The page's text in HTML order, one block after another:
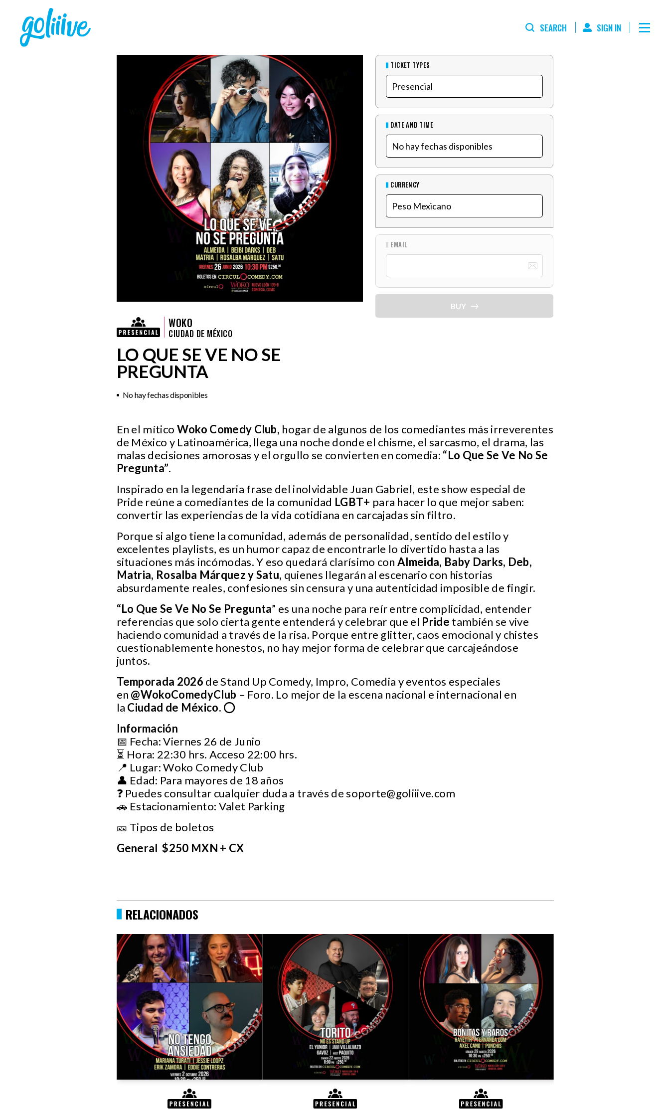
SEARCH SIGN IN
WOKO
CIUDAD DE MÉXICO
LO QUE SE VE NO SE
PREGUNTA
No hay fechas disponibles
TICKET TYPES
DATE AND TIME
CURRENCY
EMAIL
BUY
En el mítico Woko Comedy Club, hogar de algunos de los comediantes más irreverentes
de México y Latinoamérica, llega una noche donde el chisme, el sarcasmo, el drama, las
malas decisiones amorosas y el orgullo se convierten en comedia: “Lo Que Se Ve No Se
Pregunta”.
Inspirado en la legendaria frase del inolvidable Juan Gabriel, este show especial de
Pride reúne a comediantes de la comunidad LGBT+ para hacer lo que mejor saben:
convertir las experiencias de la vida cotidiana en carcajadas sin filtro.
Porque si algo tiene la comunidad, además de personalidad, sentido del estilo y
excelentes playlists, es un humor capaz de encontrarle lo divertido hasta a las
situaciones más incómodas. Y eso quedará clarísimo conAlmeida, Baby Darks, Deb,
Matria, Rosalba Márquez y Satu, quienes llegarán al escenario con historias
absurdamente reales, confesiones sin censura y una autenticidad imposible de fingir.
“Lo Que Se Ve No Se Pregunta” es una noche para reír entre complicidad, entender
referencias que solo cierta gente entenderá y celebrar que el Pride también se vive
haciendo comunidad a través de la risa. Porque entre glitter, caos emocional y chistes
cuestionablemente honestos, no hay mejor forma de celebrar que carcajeándose
juntos.
Temporada 2026 de Stand Up Comedy, Impro, Comedia y eventos especiales
en @WokoComedyClub – Foro. Lo mejor de la escena nacional e internacional en
la Ciudad de México. ⭕
Información
📅 Fecha: Viernes 26 de Junio
⏳ Hora: 22:30 hrs. Acceso 22:00 hrs.
📍 Lugar: Woko Comedy Club
👤 Edad: Para mayores de 18 años
❓ Puedes consultar cualquier duda a través desoporte@goliiive.com
🚗 Estacionamiento: Valet Parking
🎫 Tipos de boletos
General $250 MXN + CX
RELACIONADOS